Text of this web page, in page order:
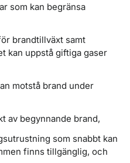
som kan begränsa
brandtillväxt samt
kan uppstå giftiga gaser
motstå brand under
av begynnande brand,
som snabbt kan
finns tillgänglig, och